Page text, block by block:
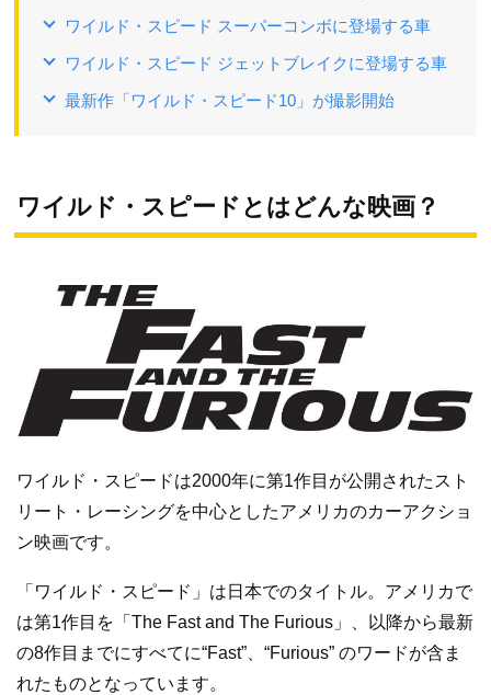
ワイルド・スピード スーパーコンボに登場する車
ワイルド・スピード ジェットブレイクに登場する車
最新作「ワイルド・スピード10」が撮影開始
ワイルド・スピードとはどんな映画？
ワイルド・スピードは2000年に第1作目が公開されたスト
リート・レーシングを中心としたアメリカのカーアクショ
ン映画です。
「ワイルド・スピード」は日本でのタイトル。アメリカで
は第1作目を「The Fast and The Furious」、以降から最新
の8作目までにすべてに“Fast”、“Furious” のワードが含ま
れたものとなっています。